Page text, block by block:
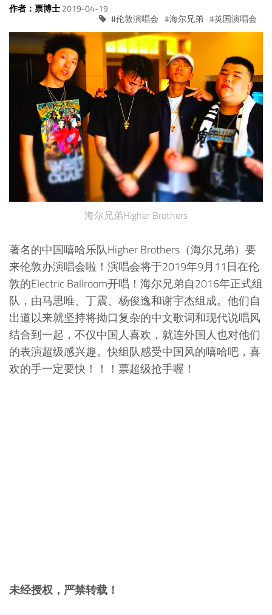
作者：票博士2019-04-19
伦敦演唱会
海尔兄弟 英国演唱会
海尔兄弟Higher Brothers
著名的中国嘻哈乐队Higher Brothers（海尔兄弟）要
来伦敦办演唱会啦！演唱会将于2019年9月11日在伦
敦的Electric Ballroom开唱！海尔兄弟自2016年正式组
队，由马思唯、丁震、杨俊逸和谢宇杰组成。他们自
出道以来就坚持将拗口复杂的中文歌词和现代说唱风
结合到一起，不仅中国人喜欢，就连外国人也对他们
的表演超级感兴趣。快组队感受中国风的嘻哈吧，喜
欢的手一定要快！！！票超级抢手喔！
未经授权，严禁转载！